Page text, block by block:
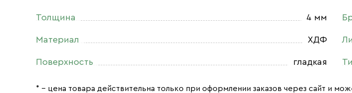
Толщина 4 мм
Материал ХДФ
Поверхность гладкая
* – цена товара действительна только при оформлении заказов через сайт и